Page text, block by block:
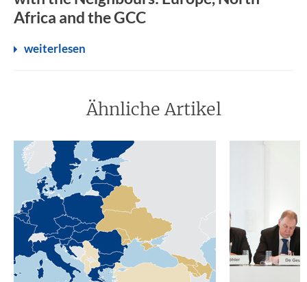
Africa and the GCC
weiterlesen
Ähnliche Artikel